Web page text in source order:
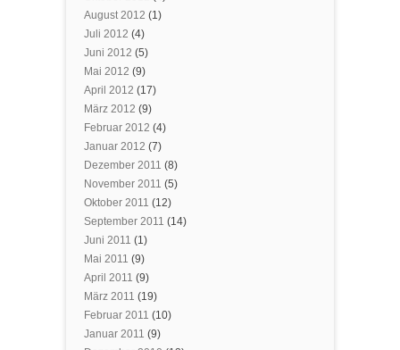
August 2012 (1)
Juli 2012 (4)
Juni 2012 (5)
Mai 2012 (9)
April 2012 (17)
März 2012 (9)
Februar 2012 (4)
Januar 2012 (7)
Dezember 2011 (8)
November 2011 (5)
Oktober 2011 (12)
September 2011 (14)
Juni 2011 (1)
Mai 2011 (9)
April 2011 (9)
März 2011 (19)
Februar 2011 (10)
Januar 2011 (9)